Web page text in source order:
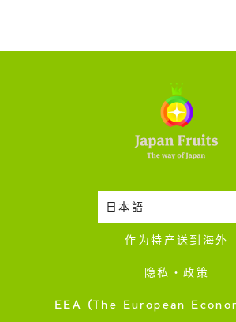
日本語时令蔬果收成表
作为特产送到海外
隐私・政策
EEA (The European